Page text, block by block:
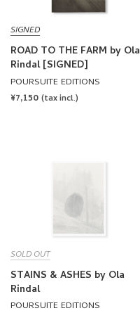
SIGNED
ROAD TO THE FARM by Ola
Rindal [SIGNED]
POURSUITE EDITIONS
REGULAR
¥7,150 (tax incl.)
SOLD OUT
STAINS & ASHES by Ola
Rindal
POURSUITE EDITIONS